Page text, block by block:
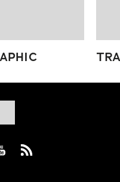
Instagram
us on Youtube
Visit us on Rss